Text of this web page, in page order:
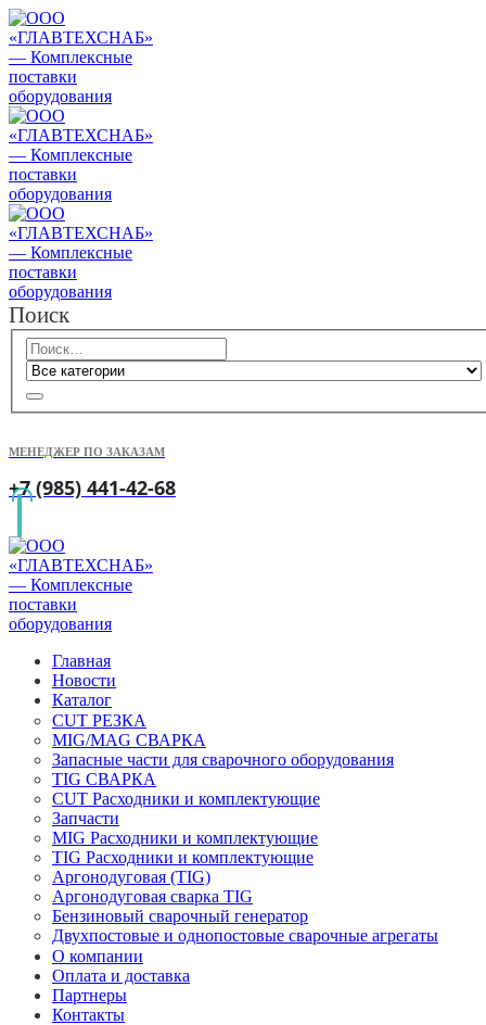
Поиск
МЕНЕДЖЕР ПО ЗАКАЗАМ
+7 (985) 441-42-68
Главная
Новости
Каталог
CUT РЕЗКА
MIG/MAG СВАРКА
Запасные части для сварочного оборудования
TIG СВАРКА
CUT Расходники и комплектующие
Запчасти
MIG Расходники и комплектующие
TIG Расходники и комплектующие
Аргонодуговая (TIG)
Аргонодуговая сварка TIG
Бензиновый сварочный генератор
Двухпостовые и однопостовые сварочные агрегаты
О компании
Оплата и доставка
Партнеры
Контакты